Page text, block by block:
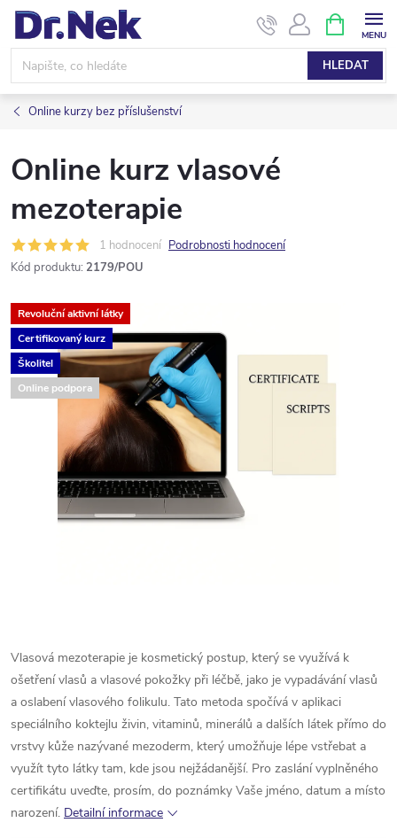
Přejít
obsah
HLEDAT
NÁKUPNÍ
KOŠÍK
Online kurzy bez příslušenství
Online kurz vlasové
mezoterapie
1 hodnocení Podrobnosti hodnocení
Kód produktu: 2179/POU
Revoluční aktivní látky
Certifikovaný kurz
Školitel
Online podpora
Vlasová mezoterapie je kosmetický postup, který se využívá k
ošetření vlasů a vlasové pokožky při léčbě, jako je vypadávání vlasů
a oslabení vlasového folikulu. Tato metoda spočívá v aplikaci
speciálního koktejlu živin, vitaminů, minerálů a dalších látek přímo do
vrstvy kůže nazývané mezoderm, který umožňuje lépe vstřebat a
využít tyto látky tam, kde jsou nejžádanější. Pro zaslání vyplněného
certifikátu uveďte, prosím, do poznámky Vaše jméno, datum a místo
narození. Detailní informace